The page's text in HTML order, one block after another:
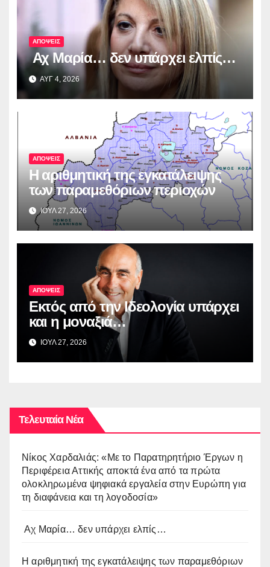
ΑΠΟΨΕΙΣ
Αχ Μαρία… δεν υπάρχει ελπίς…
ΑΥΓ 4, 2026
ΑΠΟΨΕΙΣ
Η αριθμητική της εγκατάλειψης
των παραμεθόριων περιοχών
ΙΟΥΛ 27, 2026
ΑΠΟΨΕΙΣ
Εκτός από την Ιδεολογία υπάρχει
και η μοναξιά…
ΙΟΥΛ 27, 2026
Τελευταία Νέα
Νίκος Χαρδαλιάς: «Με το Παρατηρητήριο Έργων η
Περιφέρεια Αττικής αποκτά ένα από τα πρώτα
ολοκληρωμένα ψηφιακά εργαλεία στην Ευρώπη για
τη διαφάνεια και τη λογοδοσία»
Αχ Μαρία… δεν υπάρχει ελπίς…
Η αριθμητική της εγκατάλειψης των παραμεθόριων